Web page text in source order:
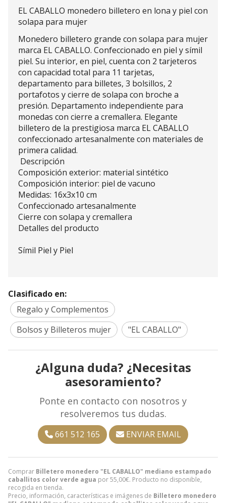
Comprar Billetero monedero "EL CABALLO" mediano estampado
caballitos color verde agua por55,00€. Producto no disponible,
recogida en tienda.
Precio, información, características e imágenes de Billetero monedero
EL CABALLO monedero billetero en lona y piel con
solapa para mujer
Monedero billetero grande con solapa para mujer
marca EL CABALLO. Confeccionado en piel y símil
piel. Su interior, en piel, cuenta con 2 tarjeteros
con capacidad total para 11 tarjetas,
departamento para billetes, 3 bolsillos, 2
portafotos y cierre de solapa con broche a
presión. Departamento independiente para
monedas con cierre a cremallera. Elegante
billetero de la prestigiosa marca EL CABALLO
confeccionado artesanalmente con materiales de
primera calidad.
Descripción
Composición exterior: material sintético
Composición interior: piel de vacuno
Medidas: 16x3x10 cm
Confeccionado artesanalmente
Cierre con solapa y cremallera
Detalles del producto
Símil Piel y Piel
Clasificado en:
Regalo y Complementos
Bolsos y Billeteros mujer
"EL CABALLO"
¿Alguna duda? ¿Necesitas
asesoramiento?
Ponte en contacto con nosotros y
resolveremos tus dudas.
661 512 165 ENVIAR EMAIL